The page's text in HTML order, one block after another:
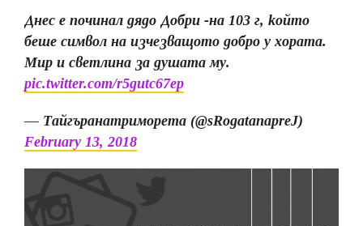
Днес е починал дядо Добри -на 103 г, който
беше символ на изчезващото добро у хората.
Мир и светлина за душата му.
pic.twitter.com/r5gutc67ep
— Тайгъранатриморета (@sRogatanapreJ)
February 13, 2018